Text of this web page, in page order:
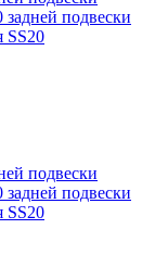
подвески
SS20
подвески
подвески
SS20